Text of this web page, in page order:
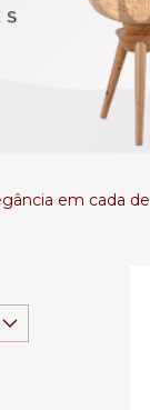
em cada